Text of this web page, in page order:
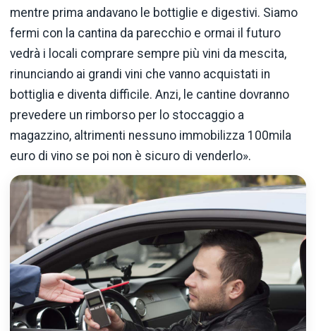
mentre prima andavano le bottiglie e digestivi. Siamo
fermi con la cantina da parecchio e ormai il futuro
vedrà i locali comprare sempre più vini da mescita,
rinunciando ai grandi vini che vanno acquistati in
bottiglia e diventa difficile. Anzi, le cantine dovranno
prevedere un rimborso per lo stoccaggio a
magazzino, altrimenti nessuno immobilizza 100mila
euro di vino se poi non è sicuro di venderlo».